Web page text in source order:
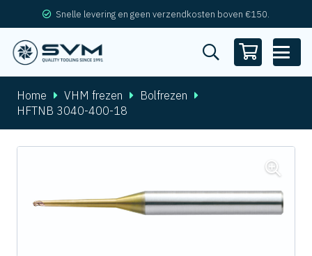
Snelle levering en geen verzendkosten boven €150.
Home VHM frezen
Bolfrezen
HFTNB 3040-400-18